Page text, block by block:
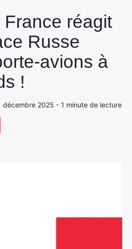
réagit
Russe
avions à
!
décembre 2025 - 1 minute de lecture